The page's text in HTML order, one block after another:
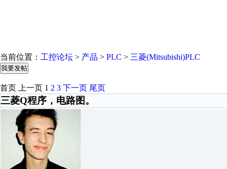
当前位置： 工控论坛 > 产品 > PLC > 三菱(Mitsubishi)PLC
我要发帖
首页 上一页 1 2 3 下一页 尾页
三菱Q程序，电路图。